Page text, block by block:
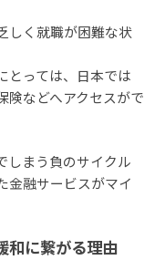
しく就職が困難な状
とっては、日本では
険などへアクセスがで
しまう負のサイクル
金融サービスがマイ
和に繋がる理由